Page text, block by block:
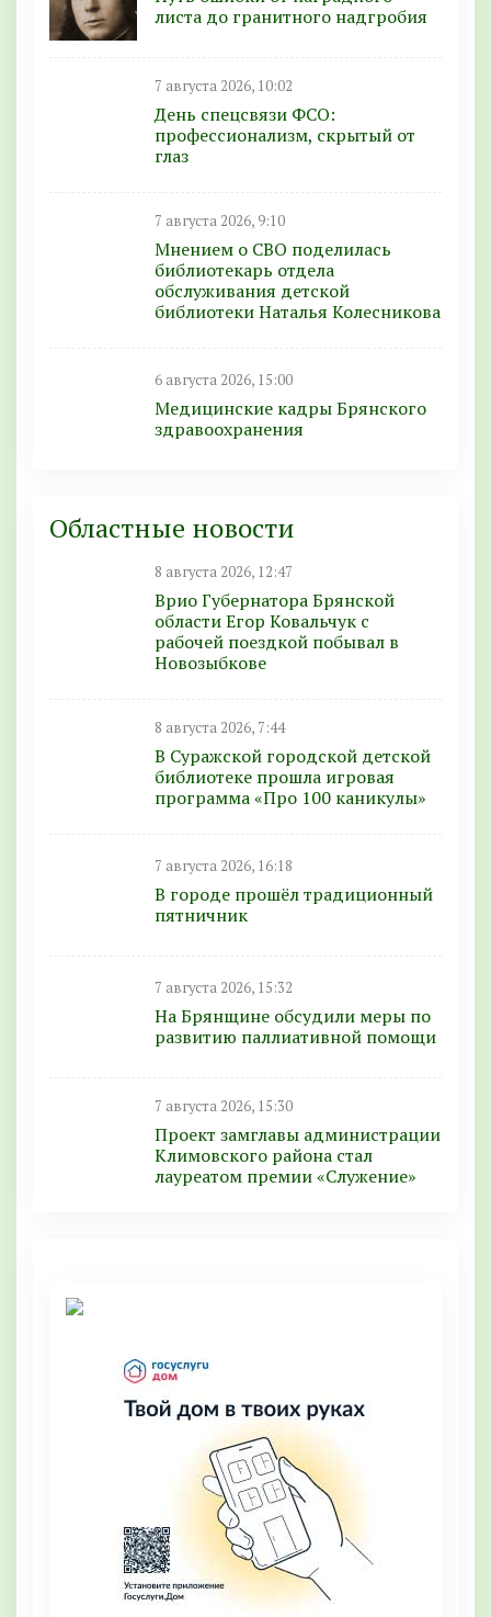
листа до гранитного надгробия
7 августа 2026, 10:02
День спецсвязи ФСО:
профессионализм, скрытый от
глаз
7 августа 2026, 9:10
Мнением о СВО поделилась
библиотекарь отдела
обслуживания детской
библиотеки Наталья Колесникова
6 августа 2026, 15:00
Медицинские кадры Брянского
здравоохранения
Областные новости
8 августа 2026, 12:47
Врио Губернатора Брянской
области Егор Ковальчук с
рабочей поездкой побывал в
Новозыбкове
8 августа 2026, 7:44
В Суражской городской детской
библиотеке прошла игровая
программа «Про 100 каникулы»
7 августа 2026, 16:18
В городе прошёл традиционный
пятничник
7 августа 2026, 15:32
На Брянщине обсудили меры по
развитию паллиативной помощи
7 августа 2026, 15:30
Проект замглавы администрации
Климовского района стал
лауреатом премии «Служение»